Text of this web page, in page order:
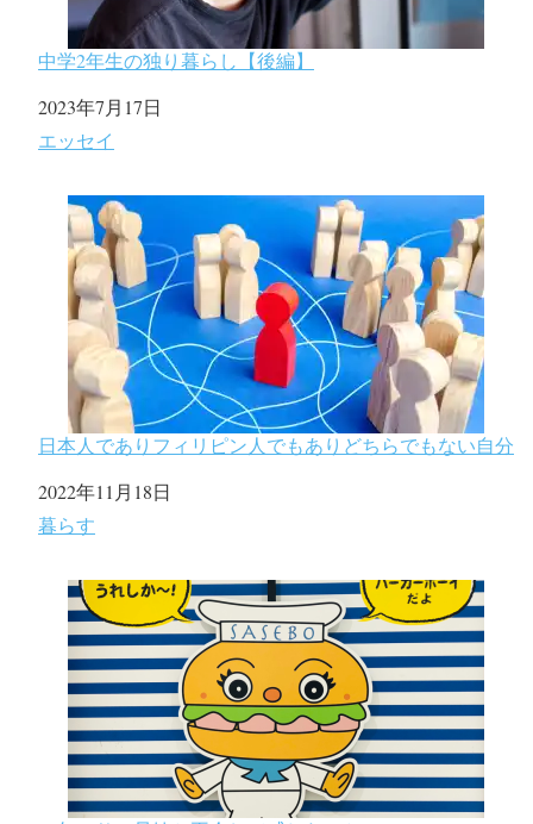
中学2年生の独り暮らし【後編】
日付
2023年7月17日
関連理由
エッセイ
日本人でありフィリピン人でもありどちらでもない自分
日付
2022年11月18日
関連理由
暮らす